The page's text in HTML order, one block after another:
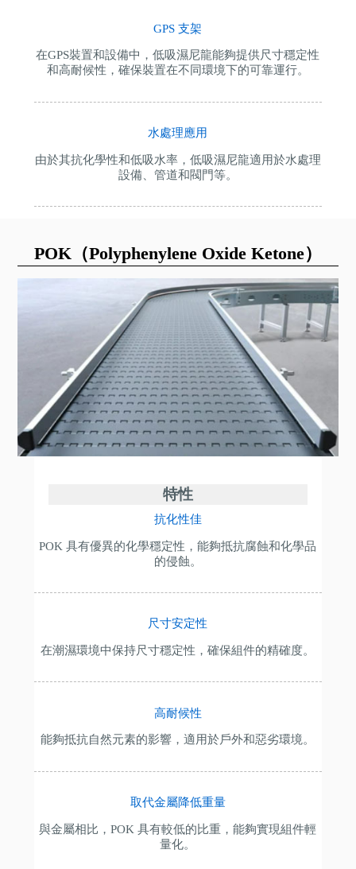
GPS 支架
在GPS裝置和設備中，低吸濕尼龍能夠提供尺寸穩定性
和高耐候性，確保裝置在不同環境下的可靠運行。
水處理應用
由於其抗化學性和低吸水率，低吸濕尼龍適用於水處理
設備、管道和閥門等。
POK（Polyphenylene Oxide Ketone）
特性
抗化性佳
POK 具有優異的化學穩定性，能夠抵抗腐蝕和化學品
的侵蝕。
尺寸安定性
在潮濕環境中保持尺寸穩定性，確保組件的精確度。
高耐候性
能夠抵抗自然元素的影響，適用於戶外和惡劣環境。
取代金屬降低重量
與金屬相比，POK 具有較低的比重，能夠實現組件輕
量化。